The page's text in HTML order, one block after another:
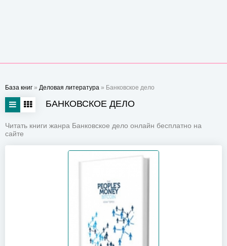
База книг » Деловая литература » Банковское дело
БАНКОВСКОЕ ДЕЛО
Читать книги жанра Банковское дело онлайн бесплатно на
сайте